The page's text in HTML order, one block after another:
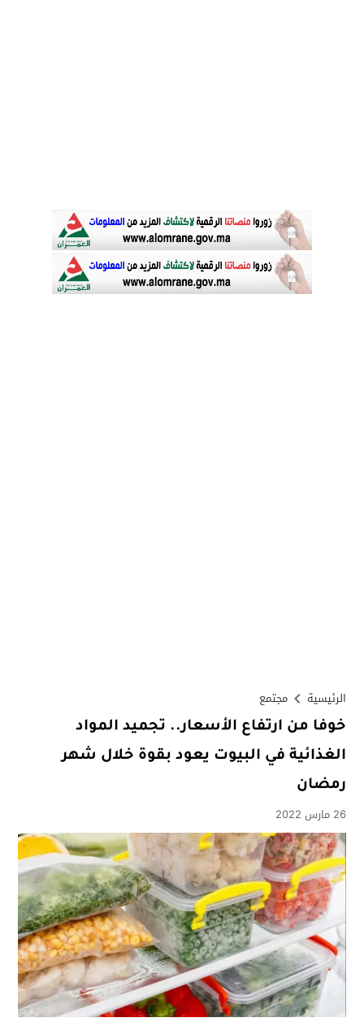
الرئيسية مجتمع
خوفا من ارتفاع الأسعار.. تجميد المواد
الغذائية في البيوت يعود بقوة خلال شهر
رمضان
26 مارس 2022